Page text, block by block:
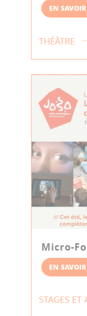
EN
THÉÂTRE
Micro-
EN
STAGES ET